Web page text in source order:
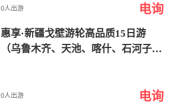
hangye, Jiayuguan, Dunhuang, Xinin
0人出游 电询
惠享·新疆戈壁游轮高品质15日游
（乌鲁木齐、天池、喀什、石河子、
ang Gobi by Cruise (Urumqi, Tianch
0人出游 电询